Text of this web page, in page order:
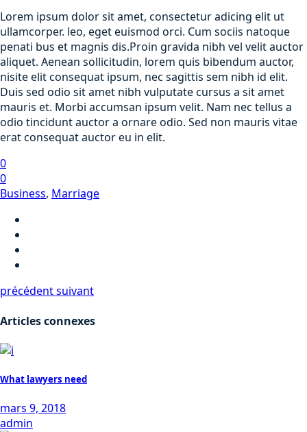
Lorem ipsum dolor sit amet, consectetur adicing elit ut
ullamcorper. leo, eget euismod orci. Cum sociis natoque
penati bus et magnis dis.Proin gravida nibh vel velit auctor
aliquet. Aenean sollicitudin, lorem quis bibendum auctor,
nisite elit consequat ipsum, nec sagittis sem nibh id elit.
Duis sed odio sit amet nibh vulputate cursus a sit amet
mauris et. Morbi accumsan ipsum velit. Nam nec tellus a
odio tincidunt auctor a ornare odio. Sed non mauris vitae
erat consequat auctor eu in elit.
0
0
Business, Marriage
précédentsuivant
Articles connexes
What lawyers need
mars 9, 2018
admin